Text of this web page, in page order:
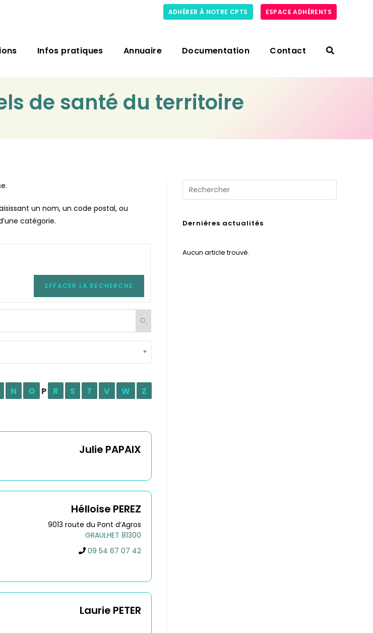
ADHÉRER À NOTRE CPTS ESPACE ADHÉRENTS
Infos pratiques Annuaire Documentation Contact
de santé du territoire
un nom, un code postal, ou
catégorie.
EFFACER LA RECHERCHE
N O P R S T V W Z
Julie PAPAIX
Hélloise PEREZ
9013 route du Pont d’Agros
GRAULHET 81300
09 54 67 07 42
Laurie PETER
Dernières actualités
Aucun article trouvé.